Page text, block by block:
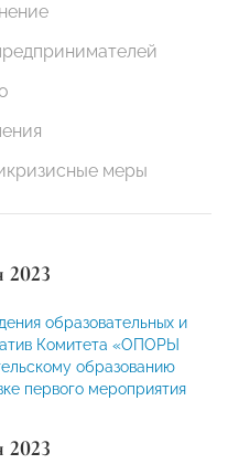
меры
2023
образовательных и
Комитета «ОПОРЫ
образованию
первого мероприятия
2023